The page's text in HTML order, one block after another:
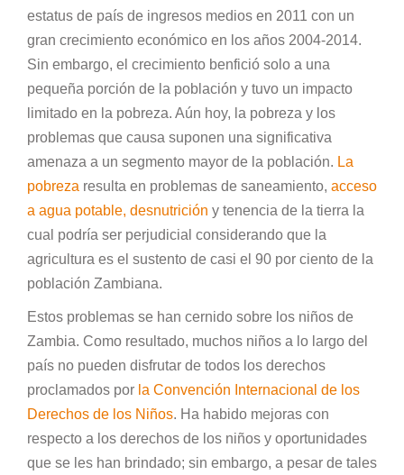
estatus de país de ingresos medios en 2011 con un
gran crecimiento económico en los años 2004-2014.
Sin embargo, el crecimiento benfició solo a una
pequeña porción de la población y tuvo un impacto
limitado en la pobreza. Aún hoy, la pobreza y los
problemas que causa suponen una significativa
amenaza a un segmento mayor de la población. La
pobreza resulta en problemas de saneamiento, acceso
a agua potable, desnutrición y tenencia de la tierra la
cual podría ser perjudicial considerando que la
agricultura es el sustento de casi el 90 por ciento de la
población Zambiana.
Estos problemas se han cernido sobre los niños de
Zambia. Como resultado, muchos niños a lo largo del
país no pueden disfrutar de todos los derechos
proclamados por la Convención Internacional de los
Derechos de los Niños. Ha habido mejoras con
respecto a los derechos de los niños y oportunidades
que se les han brindado; sin embargo, a pesar de tales